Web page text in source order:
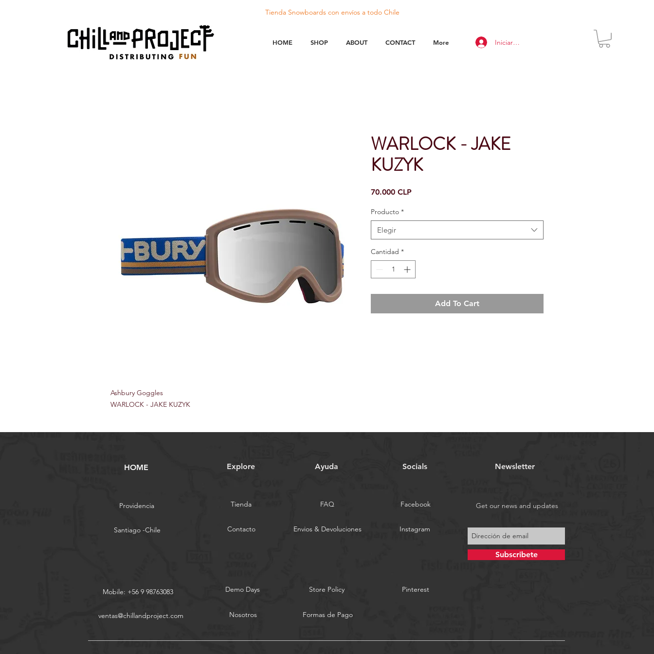
Tienda Snowboards con envíosa todo Chile
Iniciar sesión
HOME SHOP ABOUT CONTACT More
Ashbury Goggles
WARLOCK - JAKE KUZYK
WARLOCK - JAKE
KUZYK
70.000 CLPPrecio
Producto *
Elegir
Cantidad *
Add To Cart
HOME Explore Ayuda Socials Newsletter
Providencia
Santiago -Chile
Tienda FAQ
Contacto Envios & Devoluciones
Facebook
Instagram
Get our news and updates
Subscribete
Mobile: +56 9 98763083
ventas@chillandproject.com
Demo Days Store Policy
Nosotros Formas de Pago
Pinterest